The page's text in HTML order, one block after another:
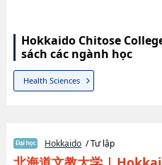
Hokkaido Chitose
sách các ngành học
Health Sciences
Hokkaido / Tư lập